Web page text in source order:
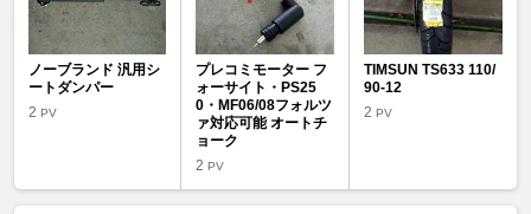
ノーブランド 汎用シ
ートダンパー
2 PV
プレコミモーター フ
ォーサイト・PS25
0・MF06/08フォルツ
ァ対応可能 オートチ
ョーク
2PV
TIMSUN TS633 110/
90-12
2 PV